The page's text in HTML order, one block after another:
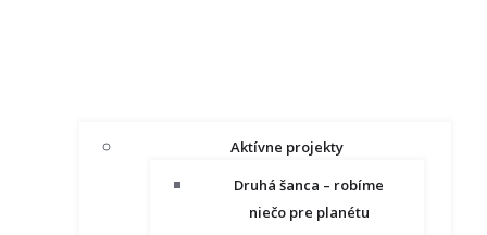
Aktívne projekty
Druhá šanca – robíme
niečo pre planétu